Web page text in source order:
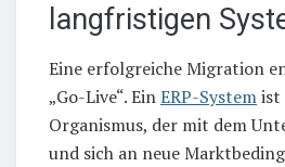
langfristigen
Eine erfolgreiche Migration
„Go-Live“. EinERP-Systemist
Organismus, der mit dem
und sich an neue